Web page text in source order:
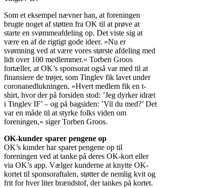
Som et eksempel nævner han, at foreningen
brugte noget af støtten fra OK til at prøve at
starte en svømmeafdeling op. Det viste sig at
være en af de rigtigt gode ideer. »Nu er
svømning ved at være vores største afdeling med
lidt over 100 medlemmer.« Torben Groos
fortæller, at OK’s sponsorat også var med til at
finansiere de trøjer, som Tinglev fik lavet under
coronanedlukningen. »Hvert medlem fik en t-
shirt, hvor der på forsiden stod: ’Jeg dyrker idræt
i Tinglev IF’ – og på bagsiden: ’Vil du med?’ Det
var en måde til at styrke folks viden om
foreningen,« siger Torben Groos.
OK-kunder sparer pengene op
OK’s kunder har sparet pengene op til
foreningen ved at tanke på deres OK-kort eller
via OK’s app. Vælger kunderne at knytte OK-
kortet til sponsoraftalen, støtter de nemlig kvit og
frit for hver liter brændstof, der tankes på kortet.